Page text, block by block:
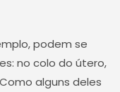
podem se
no colo do útero,
alguns deles